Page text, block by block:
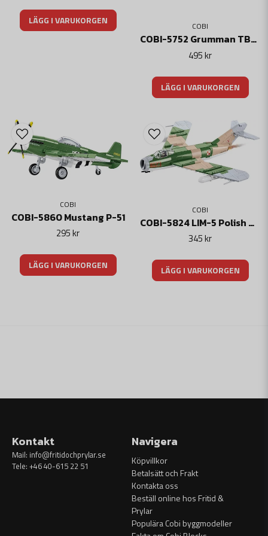
LÄGG I VARUKORGEN
COBI
COBI-5752 Grumman TBF AVENGER
495 kr
LÄGG I VARUKORGEN
COBI
COBI-5860 Mustang P-51
295 kr
LÄGG I VARUKORGEN
COBI
COBI-5824 LIM-5 Polish Air Force 1959
345 kr
LÄGG I VARUKORGEN
Kontakt
Mail: info@fritidochprylar.se
Tele: +46 40-615 22 51
Navigera
Köpvillkor
Betalsätt och Frakt
Kontakta oss
Beställ online hos Fritid &
Prylar
Populära Cobi byggmodeller